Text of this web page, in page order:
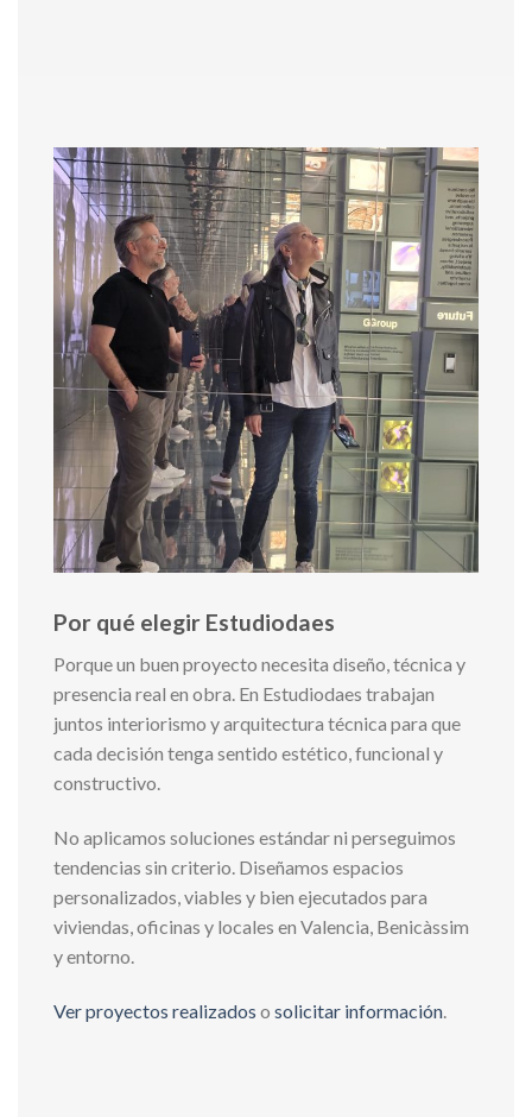
Por qué elegir Estudiodaes
Porque un buen proyecto necesita diseño, técnica y
presencia real en obra. En Estudiodaes trabajan
juntos interiorismo y arquitectura técnica para que
cada decisión tenga sentido estético, funcional y
constructivo.
No aplicamos soluciones estándar ni perseguimos
tendencias sin criterio. Diseñamos espacios
personalizados, viables y bien ejecutados para
viviendas, oficinas y locales en Valencia, Benicàssim
y entorno.
Ver proyectos realizados o solicitar información